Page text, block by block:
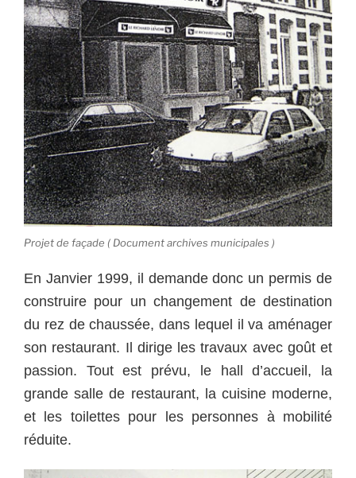
Projet de façade ( Document archives municipales )
En Janvier 1999, il demande donc un permis de
construire pour un changement de destination
du rez de chaussée, dans lequel il va aménager
son restaurant. Il dirige les travaux avec goût et
passion. Tout est prévu, le hall d’accueil, la
grande salle de restaurant, la cuisine moderne,
et les toilettes pour les personnes à mobilité
réduite.